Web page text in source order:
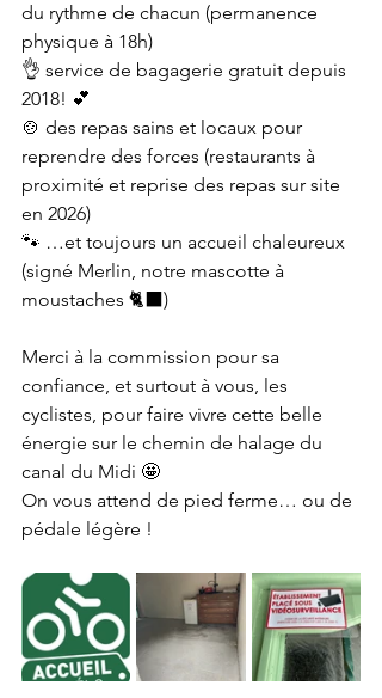
du rythme de chacun (permanence
physique à 18h)
👌 service de bagagerie gratuit depuis
2018! 💕
🍲 des repas sains et locaux pour
reprendre des forces (restaurants à
proximité et reprise des repas sur site
en 2026)
🐾 …et toujours un accueil chaleureux
(signé Merlin, notre mascotte à
moustaches 🐈‍⬛)
Merci à la commission pour sa
confiance, et surtout à vous, les
cyclistes, pour faire vivre cette belle
énergie sur le chemin de halage du
canal du Midi 🤩
On vous attend de pied ferme… ou de
pédale légère !